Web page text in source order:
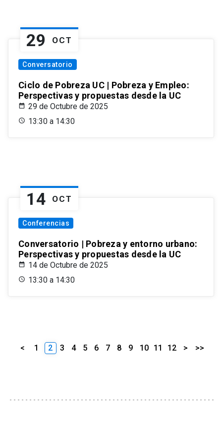
29 OCT
Conversatorio
Ciclo de Pobreza UC | Pobreza y Empleo:
Perspectivas y propuestas desde la UC
29 de Octubre de 2025
13:30 a 14:30
14 OCT
Conferencias
Conversatorio | Pobreza y entorno urbano:
Perspectivas y propuestas desde la UC
14 de Octubre de 2025
13:30 a 14:30
< 1 2 3 4 5 6 7 8 9 10 11 12 > >>